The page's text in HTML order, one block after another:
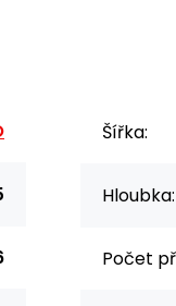
Šířka:
Hloubka:
Počet